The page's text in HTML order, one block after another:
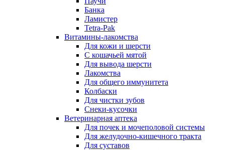
Банка
Ламистер
Tetra-Pak
Витамины-лакомства
Для кожи и шерсти
С кошачьей мятой
Для вывода шерсти
Лакомства
Для общего иммунитета
Колбаски
Для чистки зубов
Снеки-кусочки
Ветеринарная аптека
Для почек и мочеполовой системы
Для желудочно-кишечного тракта
Для суставов